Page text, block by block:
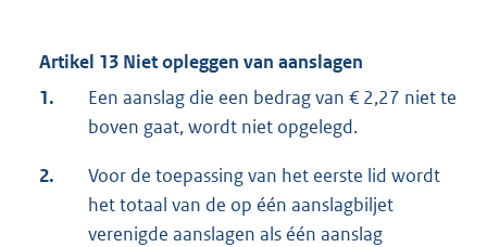
Artikel 13 Niet opleggen van aanslagen
1.
Een aanslag die een bedrag van € 2,27 niet te
boven gaat, wordt niet opgelegd.
2.
Voor de toepassing van het eerste lid wordt
het totaal van de op één aanslagbiljet
verenigde aanslagen als één aanslag